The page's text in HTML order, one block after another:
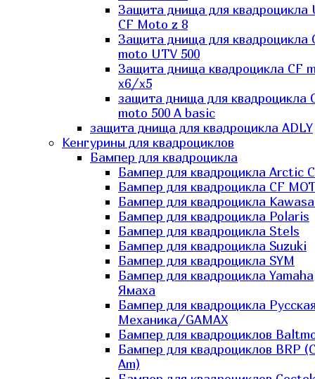
Защита днища для квадроцикла
CF Moto z 8
Защита днища для квадроцикла
moto UTV 500
Защита днища квадроцикла СF
x6/x5
защита днища для квадроцикла
moto 500 A basic
защита днища для квадроцикла ADLY
Кенгурины для квадроциклов
Бампер для квадроцикла
Бампер для квадроцикла Arctic
Бампер для квадроцикла CF
Бампер для квадроцикла
Бампер для квадроцикла Polaris
Бампер для квадроцикла Stels
Бампер для квадроцикла Suzuki
Бампер для квадроцикла SYM
Бампер для квадроцикла Yamaha
Ямаха
Бампер для квадроцикла
Механика/GAMAX
Бампер для квадроциклов
Бампер для квадроциклов BRP
Am)